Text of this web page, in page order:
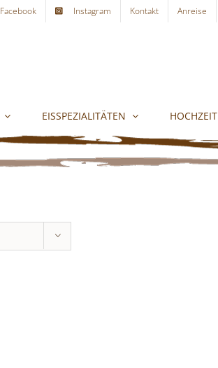
Facebook Instagram Kontakt Anreise
EISSPEZIALITÄTEN HOCHZEIT